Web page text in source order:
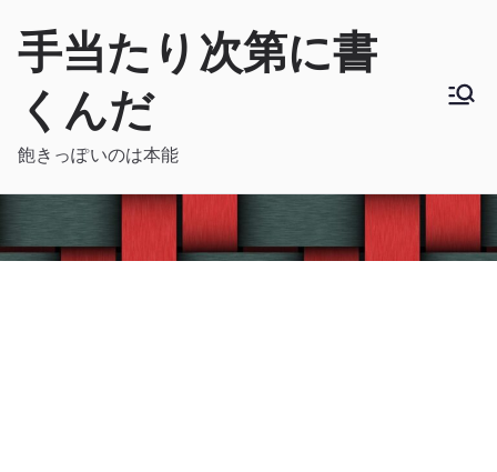
手当たり次第に書
くんだ
飽きっぽいのは本能